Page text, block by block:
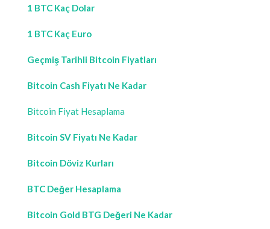
1 BTC Kaç Dolar
1 BTC Kaç Euro
Geçmiş Tarihli Bitcoin Fiyatları
Bitcoin Cash Fiyatı Ne Kadar
Bitcoin Fiyat Hesaplama
Bitcoin SV Fiyatı Ne Kadar
Bitcoin Döviz Kurları
BTC Değer Hesaplama
Bitcoin Gold BTG Değeri Ne Kadar